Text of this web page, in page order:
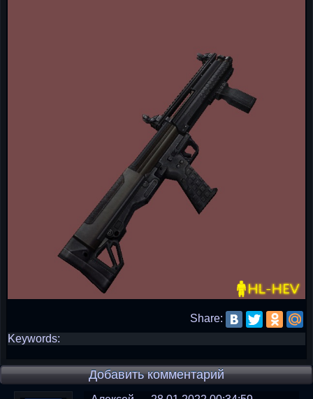
Share:
Keywords:
Добавить комментарий